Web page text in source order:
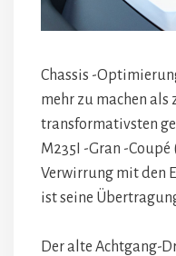
Chassis -
mehr zu machen als
transformativsten
M235I -Gran -Coupé
Verwirrung mit den
ist seine
Der alte Achtgang-